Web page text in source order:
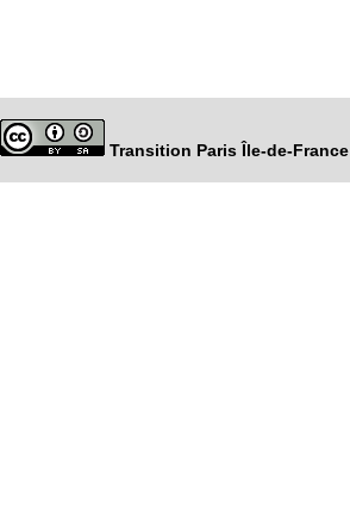
Transition Paris Île-de-France